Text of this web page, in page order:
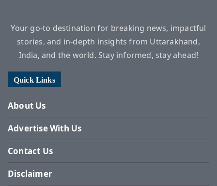
Your go-to destination for breaking news, impactful
stories, and in-depth insights from Uttarakhand,
India, and the world. Stay informed, stay ahead!
Quick Links
About Us
Advertise With Us
Contact Us
Disclaimer